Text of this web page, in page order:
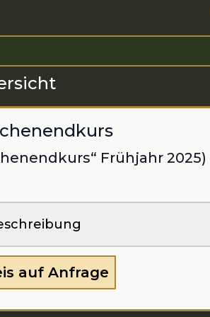
Frühjahr 2025)
auf Anfrage